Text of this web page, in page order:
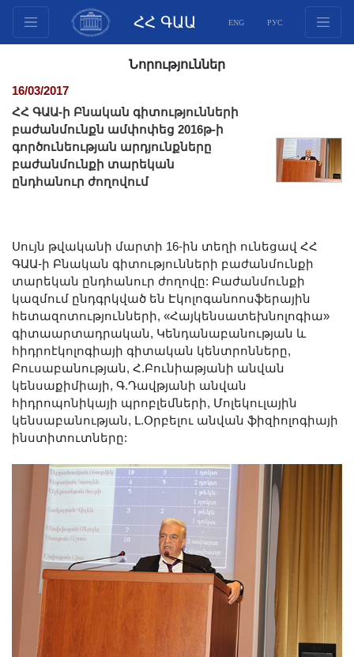
ՀՀ ԳԱԱ ENG РУС
Փաստաթղթեր
Ինովացիոն առաջարկներ
Հրատարակություններ
Մրցույթներ
Միջազգային
համագործակցություն
Երիտասարդական
ծրագրեր
Լուսանկարներ
Տեսադարան
Վեբ ռեսուրսներ
Այլ ակադեմիաներ
«Գիտության աշխարհում»
հանդես
Հրապարակումներ
մամուլում
Ազդեր
Հոբելյաններ
Համալսարաններ
Նորություններ
Նորություններ
16/03/2017
ՀՀ ԳԱԱ-ի Բնական գիտությունների
բաժանմունքն ամփոփեց 2016թ-ի
գործունեության արդյունքները
բաժանմունքի տարեկան
ընդհանուր ժողովում
Սույն թվականի մարտի 16-ին տեղի ունեցավ ՀՀ
ԳԱԱ-ի Բնական գիտությունների բաժանմունքի
տարեկան ընդհանուր ժողովը: Բաժանմունքի
կազմում ընդգրկված են Էկոլոգանոոսֆերային
հետազոտությունների, «Հայկենսատեխնոլոգիա»
գիտաարտադրական, Կենդանաբանության և
հիդրոէկոլոգիայի գիտական կենտրոնները,
Բուսաբանության, Հ.Բունիաթյանի անվան
կենսաքիմիայի, Գ.Դավթյանի անվան
հիդրոպոնիկայի պրոբլեմների, Մոլեկուլային
կենսաբանության, Լ.Օրբելու անվան ֆիզիոլոգիայի
ինստիտուտները: